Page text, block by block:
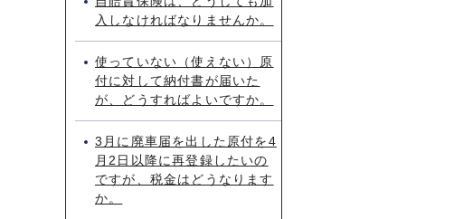
入しなければなりませんか。
使っていない（使えない）原
付に対して納付書が届いた
が、どうすればよいですか。
3月に廃車届を出した原付を4
月2日以降に再登録したいの
ですが、税金はどうなります
か。